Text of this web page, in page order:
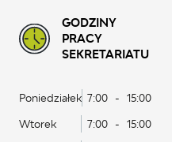
GODZINY
PRACY
SEKRETARIATU
Poniedziałek 7:00 - 15:00
Wtorek 7:00 - 15:00